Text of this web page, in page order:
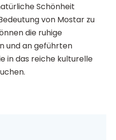
Schönheit
von Mostar zu
die ruhige
und an geführten
in das reiche kulturelle